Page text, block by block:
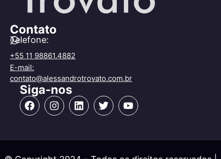
Contato
Telefone:
+55 11 98861.4882
E-mail:
contato@alessandrotrovato.com.br
Siga-nos